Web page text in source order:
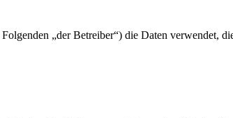
„der Betreiber“) die Daten verwendet,